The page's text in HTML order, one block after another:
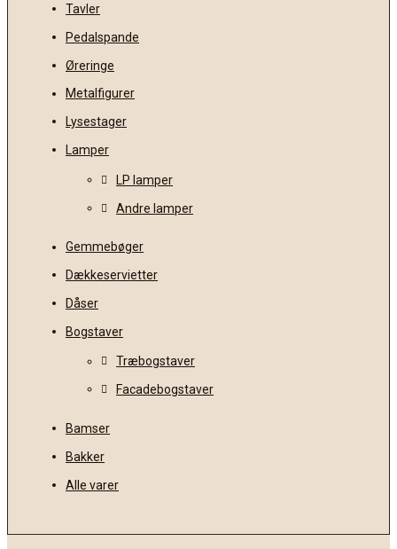
Tavler
Pedalspande
Øreringe
Metalfigurer
Lysestager
Lamper
LP lamper
Andre lamper
Gemmebøger
Dækkeservietter
Dåser
Bogstaver
Træbogstaver
Facadebogstaver
Bamser
Bakker
Alle varer